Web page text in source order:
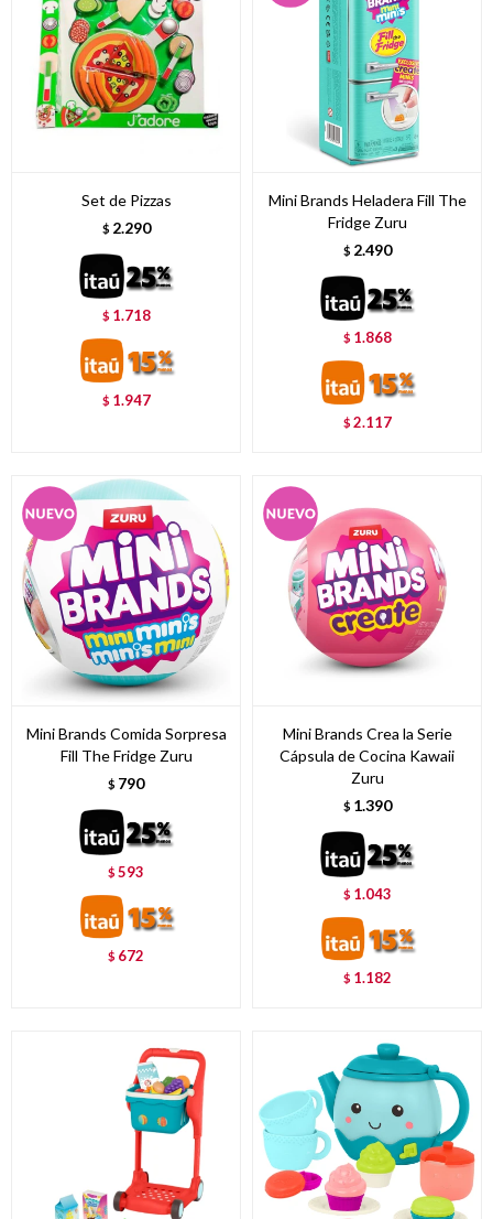
Set de Pizzas
$ 2.290
$ 1.718
$ 1.947
Mini Brands Heladera Fill The
Fridge Zuru
$ 2.490
$ 1.868
$2.117
Mini Brands Comida Sorpresa
Fill The Fridge Zuru
$ 790
$593
$ 672
Mini Brands Crea la Serie
Cápsula de Cocina Kawaii
Zuru
$ 1.390
$ 1.043
$ 1.182